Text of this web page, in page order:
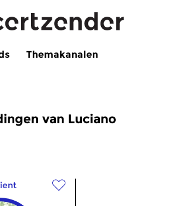
Themakanalen
van Luciano